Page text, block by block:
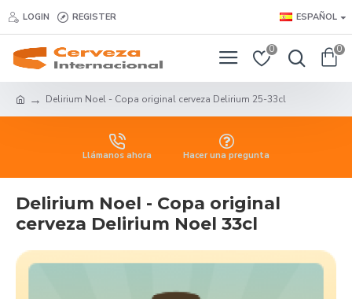
LOGIN REGISTER ESPAÑOL
0 0
Delirium Noel - Copa original cerveza Delirium 25-33cl
Llámanos ahora Hacer una pregunta
Delirium Noel - Copa original
cerveza Delirium Noel 33cl